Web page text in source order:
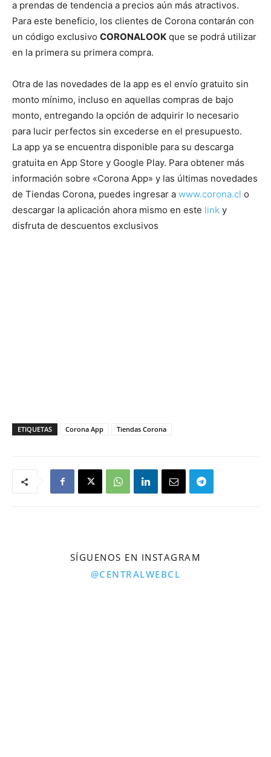
a prendas de tendencia a precios aún más atractivos.
Para este beneficio, los clientes de Corona contarán con
un código exclusivo CORONALOOK que se podrá utilizar
en la primera su primera compra.
Otra de las novedades de la app es el envío gratuito sin
monto mínimo, incluso en aquellas compras de bajo
monto, entregando la opción de adquirir lo necesario
para lucir perfectos sin excederse en el presupuesto.
La app ya se encuentra disponible para su descarga
gratuita en App Store y Google Play. Para obtener más
información sobre «Corona App» y las últimas novedades
de Tiendas Corona, puedes ingresar a www.corona.cl o
descargar la aplicación ahora mismo en este link y
disfruta de descuentos exclusivos
ETIQUETAS Corona App Tiendas Corona
SÍGUENOS EN INSTAGRAM
@CENTRALWEBCL